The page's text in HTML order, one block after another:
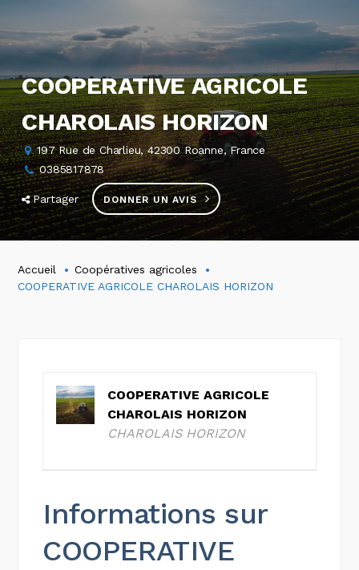
COOPERATIVE AGRICOLE
CHAROLAIS HORIZON
197 Rue de Charlieu, 42300 Roanne, France
0385817878
Partager DONNER UN AVIS
Accueil
Coopératives agricoles
COOPERATIVE AGRICOLE CHAROLAIS HORIZON
COOPERATIVE AGRICOLE
CHAROLAIS HORIZON
CHAROLAIS HORIZON
Informations sur
COOPERATIVE